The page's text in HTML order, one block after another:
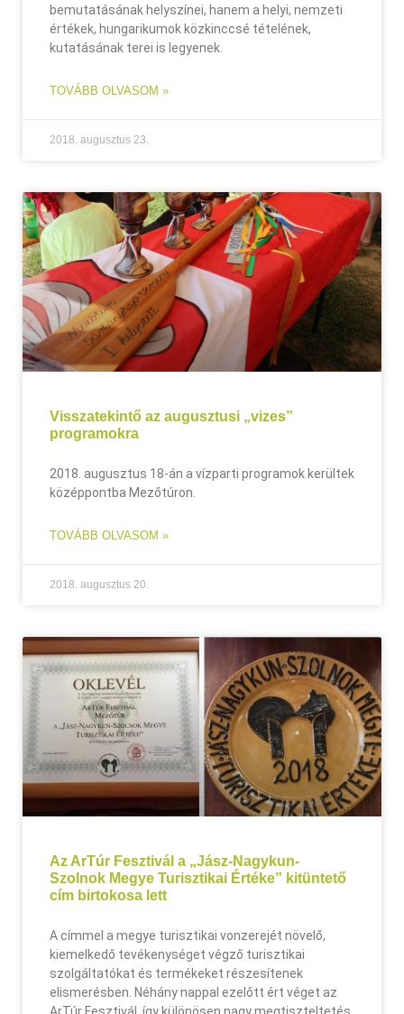
bemutatásának helyszínei, hanem a helyi, nemzeti
értékek, hungarikumok közkinccsé tételének,
kutatásának terei is legyenek.
TOVÁBB OLVASOM »
2018. augusztus 23.
Visszatekintő az augusztusi „vizes”
programokra
2018. augusztus 18-án a vízparti programok kerültek
középpontba Mezőtúron.
TOVÁBB OLVASOM »
2018. augusztus 20.
Az ArTúr Fesztivál a „Jász-Nagykun-
Szolnok Megye Turisztikai Értéke” kitüntető
cím birtokosa lett
A címmel a megye turisztikai vonzerejét növelő,
kiemelkedő tevékenységet végző turisztikai
szolgáltatókat és termékeket részesítenek
elismerésben. Néhány nappal ezelőtt ért véget az